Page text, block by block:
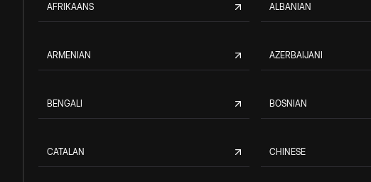
AFRIKAANS ALBANIAN
ARMENIAN AZERBAIJANI
BENGALI BOSNIAN
CATALAN CHINESE